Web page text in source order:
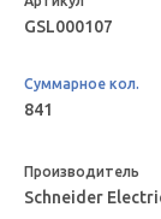
GSL000107
841
Schneider